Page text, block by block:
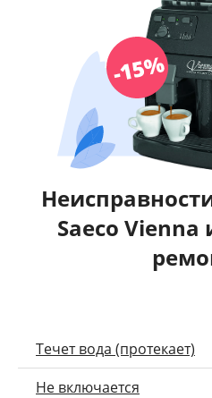
Saeco Vienna
Течет вода (протекает)
Не включается